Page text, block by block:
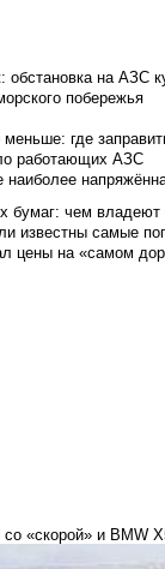
на АЗС
побережья
где
работающих АЗС
чем владеют
известны самые
цены на «самом
«скорой» и BMW